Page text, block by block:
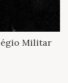
Militar